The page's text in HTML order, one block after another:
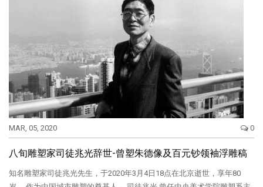
MAR, 05, 2020 0
八旬雕塑家司徒兆光辞世-曾塑朱德像及百元钞领袖浮雕稿
知名雕塑家司徒兆光先生，于2020年3月4日18点在北京逝世，享年80